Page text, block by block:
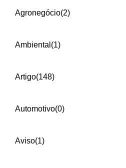
Agronegócio(2)
Ambiental (1)
Artigo(148)
Automotivo(0)
Aviso(1)